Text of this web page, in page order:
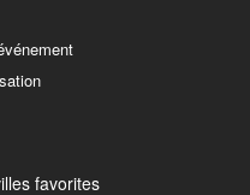
favorites